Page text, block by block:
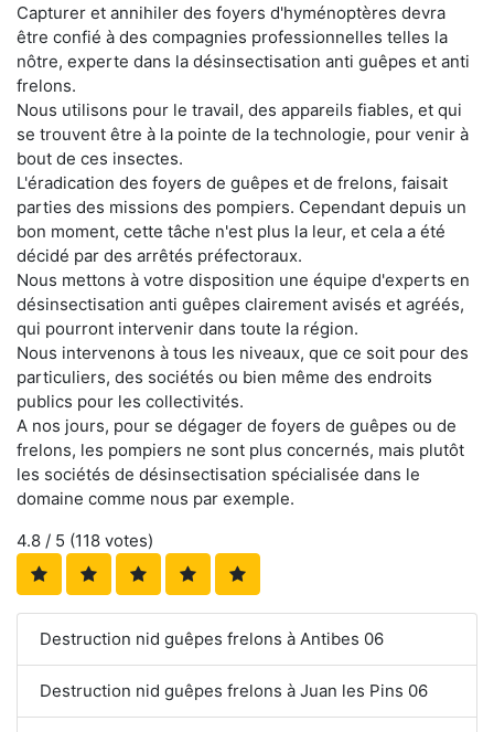
Capturer et annihiler des foyers d'hyménoptères devra
être confié à des compagnies professionnelles telles la
nôtre, experte dans la désinsectisation anti guêpes et anti
frelons.
Nous utilisons pour le travail, des appareils fiables, et qui
se trouvent être à la pointe de la technologie, pour venir à
bout de ces insectes.
L'éradication des foyers de guêpes et de frelons, faisait
parties des missions des pompiers. Cependant depuis un
bon moment, cette tâche n'est plus la leur, et cela a été
décidé par des arrêtés préfectoraux.
Nous mettons à votre disposition une équipe d'experts en
désinsectisation anti guêpes clairement avisés et agréés,
qui pourront intervenir dans toute la région.
Nous intervenons à tous les niveaux, que ce soit pour des
particuliers, des sociétés ou bien même des endroits
publics pour les collectivités.
A nos jours, pour se dégager de foyers de guêpes ou de
frelons, les pompiers ne sont plus concernés, mais plutôt
les sociétés de désinsectisation spécialisée dans le
domaine comme nous par exemple.
4.8 / 5 (118 votes)
Destruction nid guêpes frelons à Antibes 06
Destruction nid guêpes frelons à Juan les Pins 06